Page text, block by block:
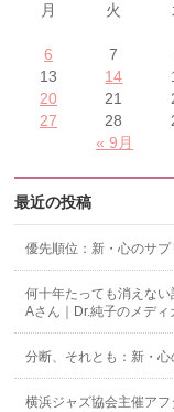
月
火
« 9月
6
7
13
14
20
21
27
28
最近の投稿
優先順位：新・心のサプ
何十年たっても消えな
Aさん｜Dr.純子のメデ
分断、それとも：新・心
横浜ジャズ協会主催ア